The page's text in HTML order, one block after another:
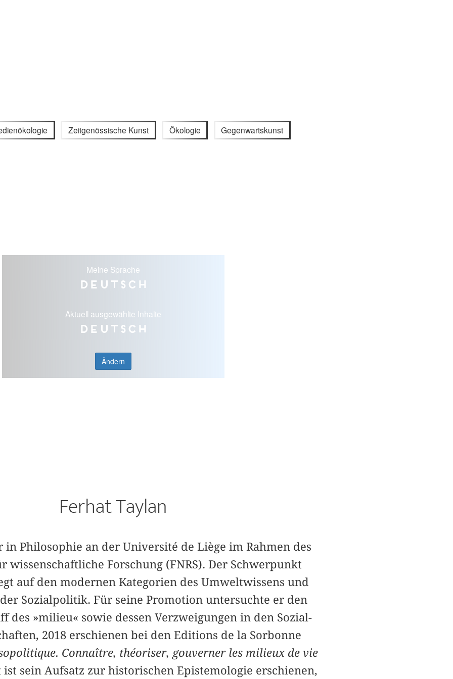
Zeitgenössische Kunst Ökologie Gegenwartskunst
Meine Sprache
Deutsch
Aktuell ausgewählte Inhalte
Deutsch
Ändern
Ferhat Taylan
in Philosophie an der Université de Liège im Rahmen des
wissenschaftliche Forschung (FNRS). Der Schwerpunkt
auf den modernen Kategorien des Umweltwissens und
Sozialpolitik. Für seine Promotion untersuchte er den
des »milieu« sowie dessen Verzweigungen in den Sozial-
2018 erschienen bei den Editions de la Sorbonne
Connaître, théoriser, gouverner les milieux de vie
ist sein Aufsatz zur historischen Epistemologie erschienen,